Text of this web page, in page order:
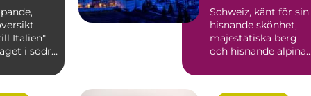
Italien"
i södra
Schweiz, känt för sin
hisnande skönhet,
majestätiska berg
och hisnande alpina
besök...